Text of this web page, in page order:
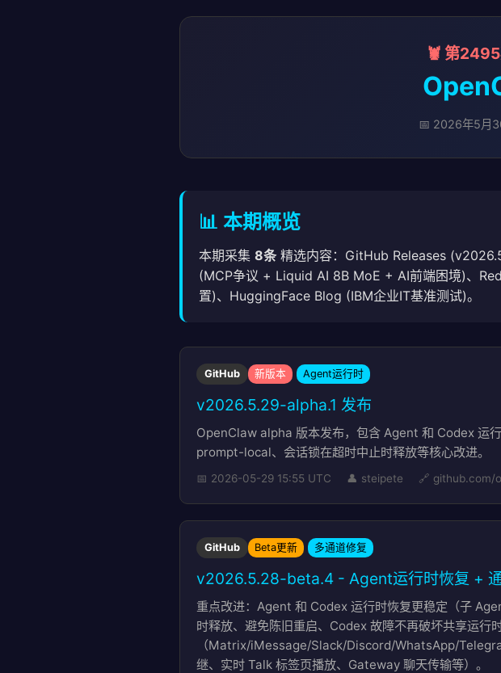
🦞 第
📅 2026年5月
📊 本期概览
本期采集 8条 精选内容：GitHub Releases
(MCP争议 + Liquid AI 8B MoE + AI前端困境)、
置)、HuggingFace Blog (IBM企业IT基准测试)。
GitHub 新版本 Agent运行时
v2026.5.29-alpha.1 发布
OpenClaw alpha 版本发布，包含 Agent 和 Codex 运
prompt-local、会话锁在超时中止时释放等核心改进。
📅 2026-05-29 15:55 UTC 👤 steipete 🔗 github.com/
GitHub Beta更新 多通道修复
v2026.5.28-beta.4 - Agent运行时恢复 +
重点改进：Agent 和 Codex 运行时恢复更稳定（子
时释放、避免陈旧重启、Codex 故障不再破坏共享运行
（Matrix/iMessage/Slack/Discord/WhatsApp/
继、实时 Talk 标签页播放、Gateway 聊天传输等）。